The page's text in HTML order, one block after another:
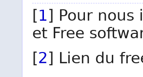
[1] Pour
et Free
[2] Lien du